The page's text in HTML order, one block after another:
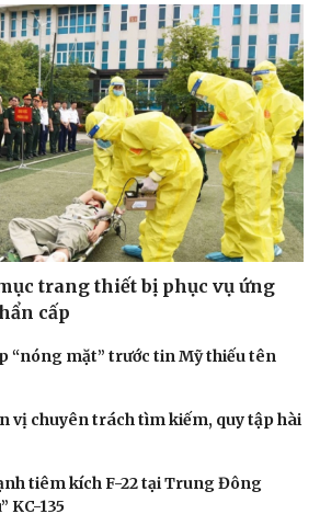
Sành điệu
trang thiết bị phục vụ ứng
cấp
“nóng mặt” trước tin Mỹ thiếu tên
vị chuyên trách tìm kiếm, quy tập hài
tiêm kích F-22 tại Trung Đông
KC-135